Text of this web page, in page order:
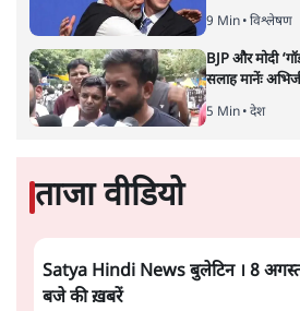
9 Min• विश्लेषण
BJP और मोदी
सलाह मानेंः
5 Min• देश
ताजा वीडियो
Satya Hindi News बुलेटिन । 8
बजे की ख़बरें